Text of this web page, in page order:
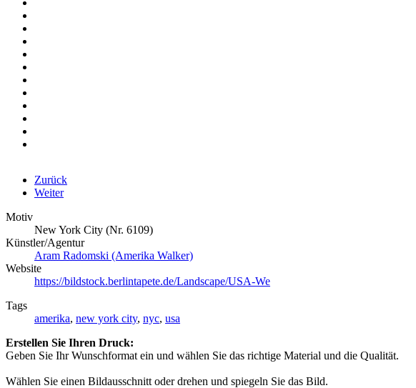
Zurück
Weiter
Motiv
New York City (Nr. 6109)
Künstler/Agentur
Aram Radomski (Amerika Walker)
Website
https://bildstock.berlintapete.de/Landscape/USA-We
Tags
amerika, new york city, nyc, usa
Erstellen Sie Ihren Druck:
Geben Sie Ihr Wunschformat ein und wählen Sie das richtige Material und die Qualität.
Wählen Sie einen Bildausschnitt oder drehen und spiegeln Sie das Bild.